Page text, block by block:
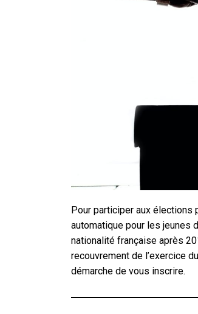
Pour participer aux
automatique pour les jeunes
nationalité française après
recouvrement de l’exercice
démarche de vous inscrire.